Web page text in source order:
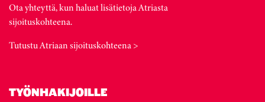
Ota yhteyttä, kun haluat lisätietoja Atriasta
sijoituskohteena.
Tutustu Atriaan sijoituskohteena >
TYÖNHAKIJOILLE